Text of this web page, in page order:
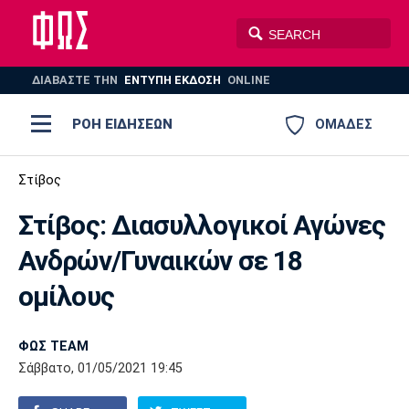
ΔΙΑΒΑΣΤΕ THN ΕΝΤΥΠΗ ΕΚΔΟΣΗ ONLINE
ΟΜΑΔΕΣ
ΡΟΗ ΕΙΔΗΣΕΩΝ
ΒΟΛΕΪ
AUTO-MOTO
Ποδόσφαιρο
Super League 1
Super League 2
Γ Εθνική
Ελλάδα
Μπάσκετ
Ελλάδα
Εθνική
EuroLeague
Ολυμπιακοί Αγώνες
Βόλεϊ
Πόλο
Ολυμπιακός ΑΕΚ ΠΑΟΚ
Παναθηναϊκός Ατρόμητος
Στίβος
Στίβος: Διασυλλογικoί Αγώνες
Ανδρών/Γυναικών σε 18
ομίλους
ΦΩΣ TEAM
Σάββατο, 01/05/2021 19:45